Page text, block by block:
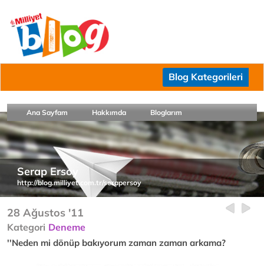
Blog Kategorileri
Ana Sayfam Hakkımda Bloglarım
Serap Ersoy
http://blog.milliyet.com.tr/serapersoy
28 Ağustos '11
Kategori Deneme
''Neden mi dönüp bakıyorum zaman zaman arkama?